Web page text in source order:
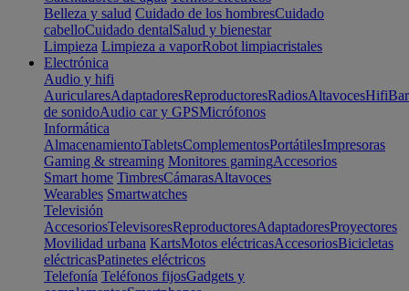
Belleza y salud Cuidado de los hombresCuidado
cabelloCuidado dentalSalud y bienestar
Limpieza Limpieza a vaporRobot limpiacristales
Electrónica
Audio y hifi
AuricularesAdaptadoresReproductoresRadiosAltavocesHifi
de sonidoAudio car y GPSMicrófonos
Informática
AlmacenamientoTabletsComplementosPortátilesImpresoras
Gaming & streaming Monitores gamingAccesorios
Smart home TimbresCámarasAltavoces
Wearables Smartwatches
Televisión
AccesoriosTelevisoresReproductoresAdaptadoresProyectores
Movilidad urbana KartsMotos eléctricasAccesoriosBicicletas
eléctricasPatinetes eléctricos
Telefonía Teléfonos fijosGadgets y